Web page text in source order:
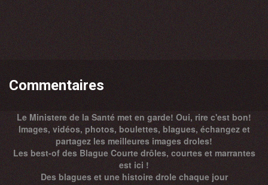
Commentaires
Le Ministere de la Santé met en garde! Oui, rire c'est bon!
Images, vidéos, photos, boulettes, blagues, échangez et
partagez les meilleures images droles!
Les best-of des Blague Courte drôles, courtes et marrantes
est ici !
Des blagueset une histoire drole chaque jour